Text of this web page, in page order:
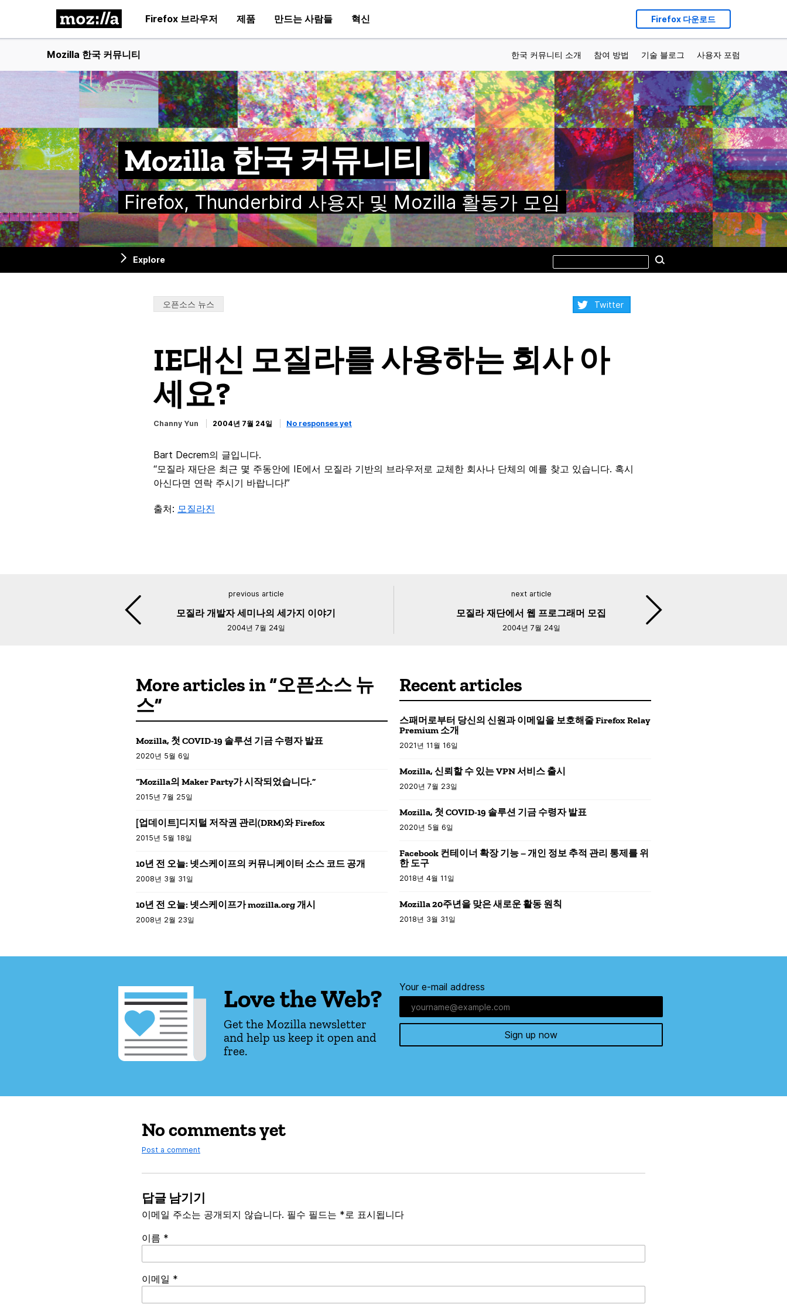
Firefox 다운로드
Firefox 브라우저 제품 만드는 사람들 혁신
Mozilla 한국 커뮤니티 한국 커뮤니티 소개 참여 방법 기술 블로그 사용자 포럼
Mozilla 한국 커뮤니티
Firefox, Thunderbird 사용자 및 Mozilla 활동가 모임
Explore
Search
site
Categories:
오픈소스 뉴스 Twitter
IE대신 모질라를 사용하는 회사 아
세요?
Channy Yun 2004년 7월 24일 No responses yet
Bart Decrem의 글입니다.
“모질라 재단은 최근 몇 주동안에 IE에서 모질라 기반의 브라우저로 교체한 회사나 단체의 예를 찾고 있습니다. 혹시
아신다면 연락 주시기 바랍니다!”
출처: 모질라진
previous article
모질라 개발자 세미나의 세가지 이야기
2004년 7월 24일
next article
모질라 재단에서 웹 프로그래머 모집
2004년 7월 24일
More articles in “오픈소스 뉴
스”
Mozilla, 첫 COVID-19 솔루션 기금 수령자 발표
2020년 5월 6일
“Mozilla의 Maker Party가 시작되었습니다.”
2015년 7월 25일
[업데이트]디지털 저작권 관리(DRM)와 Firefox
2015년 5월 18일
10년 전 오늘: 넷스케이프의 커뮤니케이터 소스 코드 공개
2008년 3월 31일
10년 전 오늘: 넷스케이프가 mozilla.org 개시
2008년 2월 23일
Recent articles
스패머로부터 당신의 신원과 이메일을 보호해줄 Firefox Relay
Premium 소개
2021년 11월 16일
Mozilla, 신뢰할 수 있는 VPN 서비스 출시
2020년 7월 23일
Mozilla, 첫 COVID-19 솔루션 기금 수령자 발표
2020년 5월 6일
Facebook 컨테이너 확장 기능 – 개인 정보 추적 관리 통제를 위
한 도구
2018년 4월 11일
Mozilla 20주년을 맞은 새로운 활동 원칙
2018년 3월 31일
Love the Web?
Get the Mozilla newsletter
and help us keep it open and
free.
Your e-mail address
Sign up now
No comments yet
Post a comment
답글 남기기
이메일 주소는 공개되지 않습니다. 필수 필드는 *로 표시됩니다
이름 *
이메일 *